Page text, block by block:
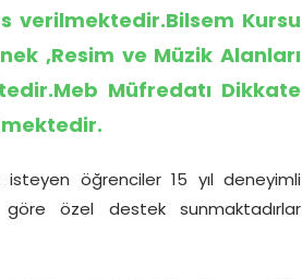
verilmektedir.Bilsem Kursu
,Resim ve Müzik Alanları
Müfredatı Dikkate
isteyen öğrenciler 15 yıl deneyimli
özel destek sunmaktadırlar